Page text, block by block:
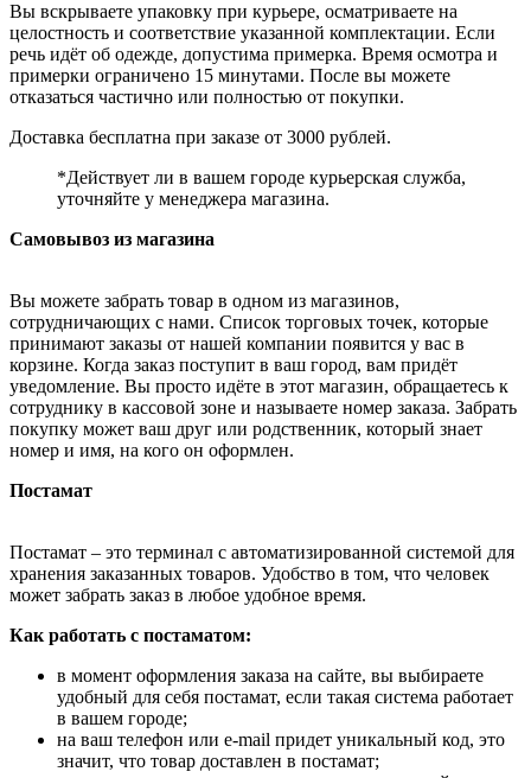
Вы вскрываете упаковку при курьере, осматриваете на
целостность и соответствие указанной комплектации. Если
речь идёт об одежде, допустима примерка. Время осмотра и
примерки ограничено 15 минутами. После вы можете
отказаться частично или полностью от покупки.
Доставка бесплатна при заказе от 3000 рублей.
*Действует ли в вашем городе курьерская служба,
уточняйте у менеджера магазина.
Самовывоз из магазина
Вы можете забрать товар в одном из магазинов,
сотрудничающих с нами. Список торговых точек, которые
принимают заказы от нашей компании появится у вас в
корзине. Когда заказ поступит в ваш город, вам придёт
уведомление. Вы просто идёте в этот магазин, обращаетесь к
сотруднику в кассовой зоне и называете номер заказа. Забрать
покупку может ваш друг или родственник, который знает
номер и имя, на кого он оформлен.
Постамат
Постамат – это терминал с автоматизированной системой для
хранения заказанных товаров. Удобство в том, что человек
может забрать заказ в любое удобное время.
Как работать с постаматом:
в момент оформления заказа на сайте, вы выбираете
удобный для себя постамат, если такая система работает
в вашем городе;
на ваш телефон или e-mail придет уникальный код, это
значит, что товар доставлен в постамат;